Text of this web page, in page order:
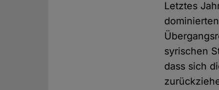
Letztes
dominierten
syrischen
dass sich